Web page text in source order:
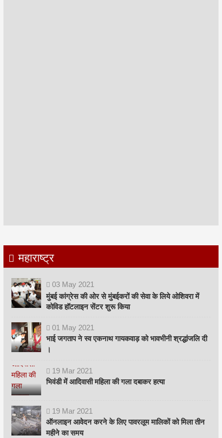
महाराष्ट्र
03 May 2021
मुंबई कांग्रेस की ओर से मुंबईकरों की सेवा के लिये ओशिवरा में
कोविड हॉटलाइन सेंटर शुरू किया
01 May 2021
भाई जगताप ने स्व एकनाथ गायकवाड़ को भावभीनी श्रद्धांजलि दी
।
19 Mar 2021
भिवंडी में आदिवासी महिला की गला दबाकर हत्या
19 Mar 2021
ऑनलाइन आवेदन करने के लिए पावरलूम मालिकों को मिला तीन
महीने का समय